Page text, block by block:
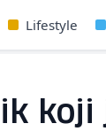
Lifestyle